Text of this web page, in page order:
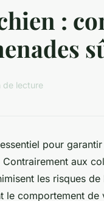
:
de lecture
pour
aux
les risques
le comportement